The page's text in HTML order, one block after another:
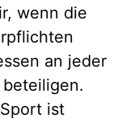
wenn die
an jeder
ist